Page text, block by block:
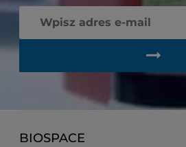
BIOSPACE